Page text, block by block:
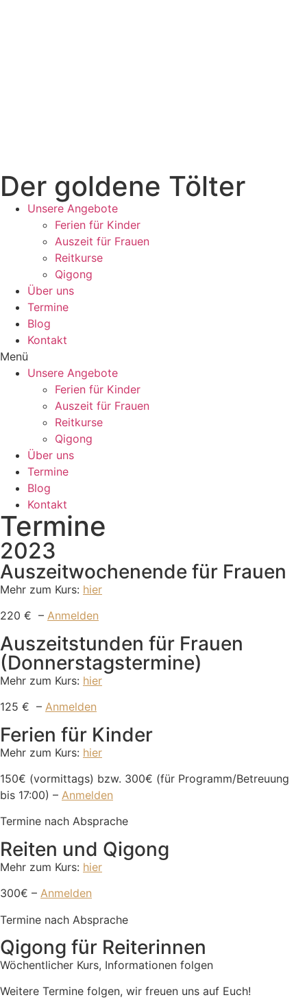
Der goldene Tölter
Unsere Angebote
Ferien für Kinder
Auszeit für Frauen
Reitkurse
Qigong
Über uns
Termine
Blog
Kontakt
Menü
Unsere Angebote
Ferien für Kinder
Auszeit für Frauen
Reitkurse
Qigong
Über uns
Termine
Blog
Kontakt
Termine
2023
Auszeitwochenende für Frauen
Mehr zum Kurs: hier
220 € – Anmelden
Auszeitstunden für Frauen
(Donnerstagstermine)
Mehr zum Kurs: hier
125 € – Anmelden
Ferien für Kinder
Mehr zum Kurs: hier
150€ (vormittags) bzw. 300€ (für Programm/Betreuung
bis 17:00) – Anmelden
Termine nach Absprache
Reiten und Qigong
Mehr zum Kurs: hier
300€ – Anmelden
Termine nach Absprache
Qigong für Reiterinnen
Wöchentlicher Kurs, Informationen folgen
Weitere Termine folgen, wir freuen uns auf Euch!